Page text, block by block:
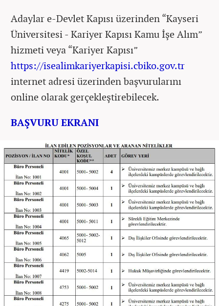
Adaylar e-Devlet Kapısı üzerinden “Kayseri
Üniversitesi - Kariyer Kapısı Kamu İşe Alım”
hizmeti veya “Kariyer Kapısı”
https://isealimkariyerkapisi.cbiko.gov.tr
internet adresi üzerinden başvurularını
online olarak gerçekleştirebilecek.
BAŞVURU EKRANI